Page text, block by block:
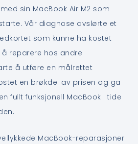
sin MacBook Air M2 som
Vår diagnose avslørte et
som kunne ha kostet
reparere hos andre
å utføre en målrettet
en brøkdel av prisen og ga
fullt funksjonell MacBook i tide
MacBook-reparasjoner